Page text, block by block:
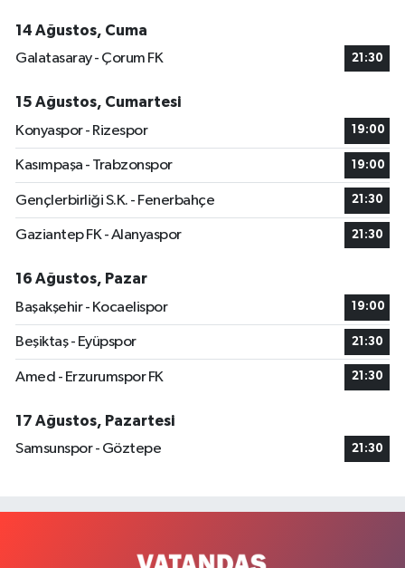
14 Ağustos, Cuma
Galatasaray - Çorum FK
21:30
15 Ağustos, Cumartesi
Konyaspor - Rizespor
19:00
Kasımpaşa - Trabzonspor 19:00
Gençlerbirliği S.K. - Fenerbahçe 21:30
Gaziantep FK - Alanyaspor 21:30
16 Ağustos, Pazar
Başakşehir - Kocaelispor
19:00
Beşiktaş - Eyüpspor 21:30
Amed - Erzurumspor FK 21:30
17 Ağustos, Pazartesi
Samsunspor - Göztepe
21:30